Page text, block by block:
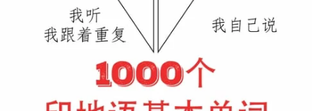
男裝 化妝保養 情趣用品
電子/紙本書
HOT